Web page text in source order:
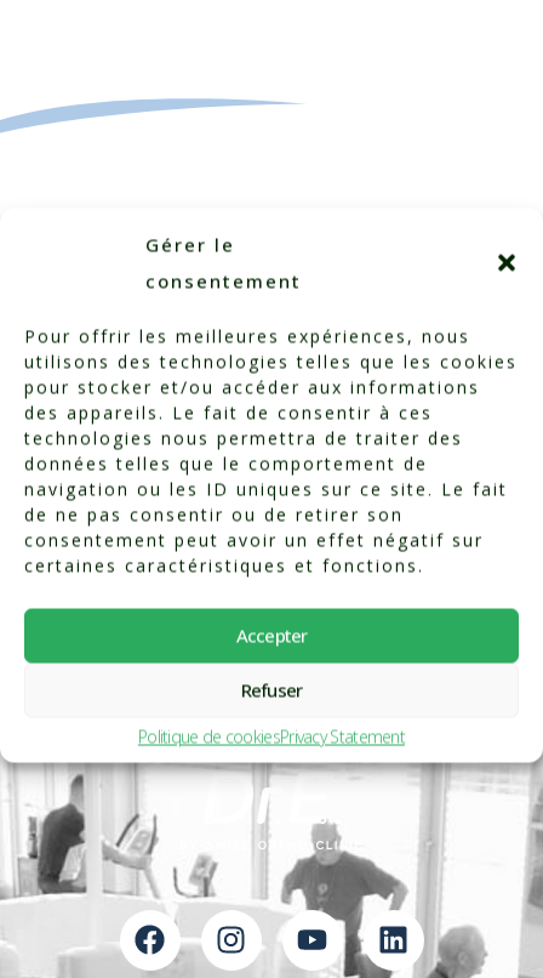
Gérer le
consentement
Pour offrir les meilleures expériences, nous
utilisons des technologies telles que les cookies
pour stocker et/ou accéder aux informations
des appareils. Le fait de consentir à ces
technologies nous permettra de traiter des
données telles que le comportement de
navigation ou les ID uniques sur ce site. Le fait
de ne pas consentir ou de retirer son
consentement peut avoir un effet négatif sur
certaines caractéristiques et fonctions.
Accepter
Refuser
Politique de cookiesPrivacy Statement
Categorized in:Testimonials